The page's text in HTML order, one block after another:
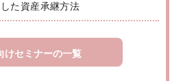
た資産承継方法
けセミナーの一覧